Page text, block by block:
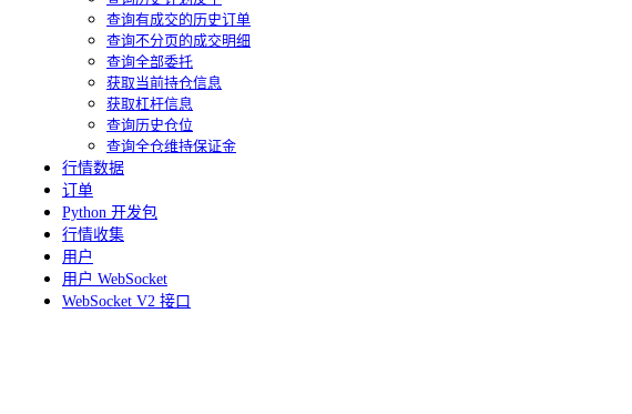
查询有成交的历史订单
查询不分页的成交明细
查询全部委托
获取当前持仓信息
获取杠杆信息
查询历史仓位
查询全仓维持保证金
行情数据
订单
Python 开发包
行情收集
用户
用户 WebSocket
WebSocket V2 接口